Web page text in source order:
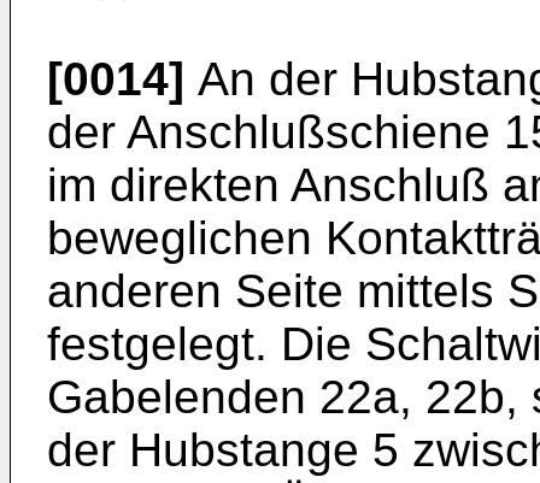
[0014] An der
der Anschlußschiene
im direkten Anschluß
beweglichen
anderen Seite mittels
festgelegt. Die
Gabelenden 22a,
der Hubstange 5